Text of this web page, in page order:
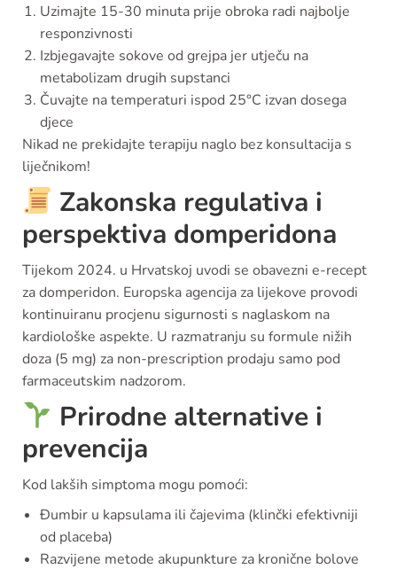
Uzimajte 15-30 minuta prije obroka radi najbolje
responzivnosti
Izbjegavajte sokove od grejpa jer utječu na
metabolizam drugih supstanci
Čuvajte na temperaturi ispod 25°C izvan dosega
djece
Nikad ne prekidajte terapiju naglo bez konsultacija s
liječnikom!
Zakonska regulativa i
perspektiva domperidona
Tijekom 2024. u Hrvatskoj uvodi se obavezni e-recept
za domperidon. Europska agencija za lijekove provodi
kontinuiranu procjenu sigurnosti s naglaskom na
kardiološke aspekte. U razmatranju su formule nižih
doza (5 mg) za non-prescription prodaju samo pod
farmaceutskim nadzorom.
Prirodne alternative i
prevencija
Kod lakših simptoma mogu pomoći:
Đumbir u kapsulama ili čajevima (klinčki efektivniji
od placeba)
Razvijene metode akupunkture za kronične bolove